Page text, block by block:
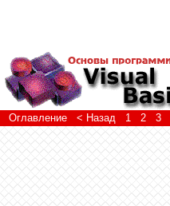
Оглавление < Назад 1 2 3